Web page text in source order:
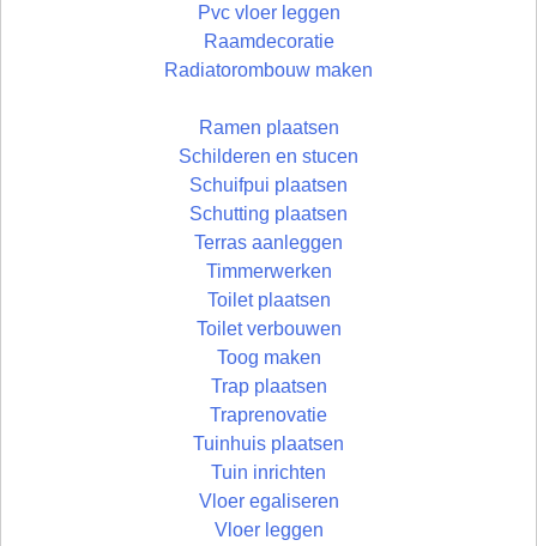
Pvc vloer leggen
Raamdecoratie
Radiatorombouw maken
Ramen plaatsen
Schilderen en stucen
Schuifpui plaatsen
Schutting plaatsen
Terras aanleggen
Timmerwerken
Toilet plaatsen
Toilet verbouwen
Toog maken
Trap plaatsen
Traprenovatie
Tuinhuis plaatsen
Tuin inrichten
Vloer egaliseren
Vloer leggen